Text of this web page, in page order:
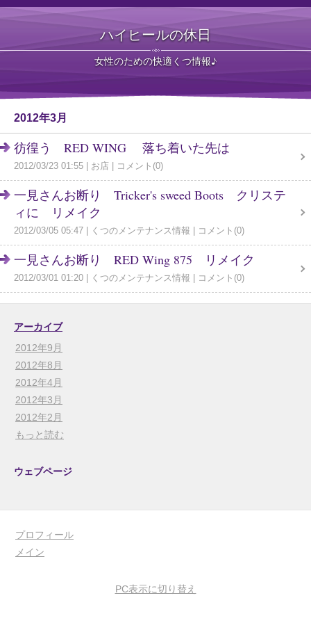
ハイヒールの休日
女性のための快適くつ情報♪
2012年3月
彷徨う RED WING 落ち着いた先は
2012/03/23 01:55 お店 コメント(0)
一見さんお断り Tricker's sweed Boots クリステ
ィに リメイク
2012/03/05 05:47 くつのメンテナンス情報 コメント(0)
一見さんお断り RED Wing 875 リメイク
2012/03/01 01:20 くつのメンテナンス情報 コメント(0)
アーカイブ
2012年9月
2012年8月
2012年4月
2012年3月
2012年2月
もっと読む
ウェブページ
プロフィール
メイン
PC表示に切り替え